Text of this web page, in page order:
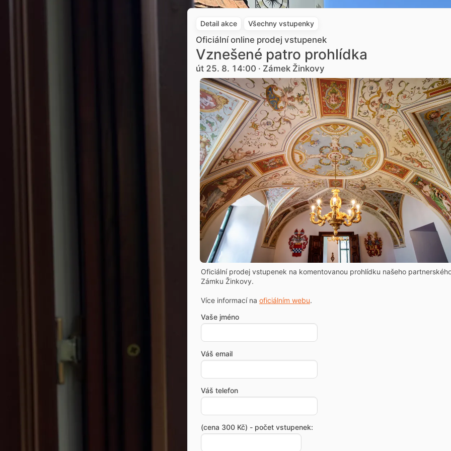
Detail akce Všechny vstupenky
Oficiální online prodej vstupenek
Vznešené patro prohlídka
út 25. 8. 14:00 · Zámek Žinkovy
Oficiální prodej vstupenek na komentovanou prohlídku našeho
Zámku Žinkovy.
Více informací na oficiálním webu.
Vaše jméno
Váš email
Váš telefon
(cena 300 Kč) - počet vstupenek: